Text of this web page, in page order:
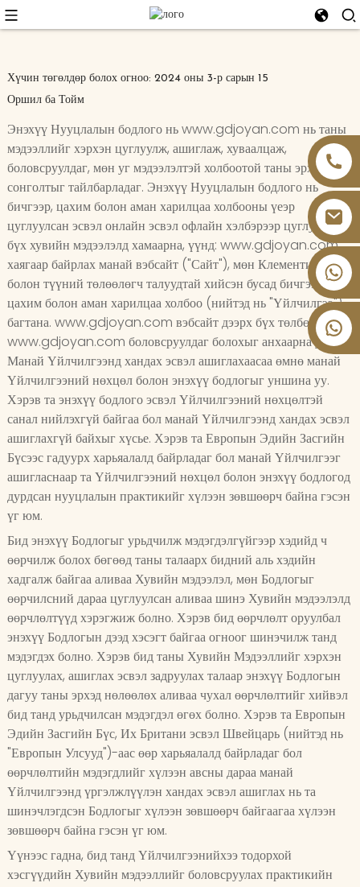
+86 13826059902
Хүчин төгөлдөр болох огноо: 2024 оны 3-р сарын 15
Оршил ба Тойм
Энэхүү Нууцлалын бодлого нь www.gdjoyan.com нь таны
мэдээллийг хэрхэн цуглуулж, ашиглаж, хуваалцаж,
боловсруулдаг, мөн уг мэдээлэлтэй холбоотой таны эрх,
сонголтыг тайлбарладаг. Энэхүү Нууцлалын бодлого нь
бичгээр, цахим болон аман харилцаа холбооны үеэр
цуглуулсан эсвэл онлайн эсвэл офлайн хэлбэрээр цуглуулсан
бүх хувийн мэдээлэлд хамаарна, үүнд: www.gdjoyan.com
хаягаар байрлах манай вэбсайт ("Сайт"), мөн Клементин
болон түүний төлөөлөгч талуудтай хийсэн бусад бичгээр,
цахим болон аман харилцаа холбоо (нийтэд нь "Үйлчилгээ")
багтана. www.gdjoyan.com вэбсайт дээрх бүх төлбөрийг
www.gdjoyan.com боловсруулдаг болохыг анхаарна уу.
Манай Үйлчилгээнд хандах эсвэл ашиглахаасаа өмнө манай
Үйлчилгээний нөхцөл болон энэхүү бодлогыг уншина уу.
Хэрэв та энэхүү бодлого эсвэл Үйлчилгээний нөхцөлтэй
санал нийлэхгүй байгаа бол манай Үйлчилгээнд хандах эсвэл
ашиглахгүй байхыг хүсье. Хэрэв та Европын Эдийн Засгийн
Бүсээс гадуурх харьяалалд байрладаг бол манай Үйлчилгээг
ашигласнаар та Үйлчилгээний нөхцөл болон энэхүү бодлогод
дурдсан нууцлалын практикийг хүлээн зөвшөөрч байна гэсэн
үг юм.
Бид энэхүү Бодлогыг урьдчилж мэдэгдэлгүйгээр хэдийд ч
өөрчилж болох бөгөөд таны талаарх бидний аль хэдийн
хадгалж байгаа аливаа Хувийн мэдээлэл, мөн Бодлогыг
өөрчилсний дараа цуглуулсан аливаа шинэ Хувийн мэдээлэлд
өөрчлөлтүүд хэрэгжиж болно. Хэрэв бид өөрчлөлт оруулбал
энэхүү Бодлогын дээд хэсэгт байгаа огноог шинэчилж танд
мэдэгдэх болно. Хэрэв бид таны Хувийн Мэдээллийг хэрхэн
цуглуулах, ашиглах эсвэл задруулах талаар энэхүү Бодлогын
дагуу таны эрхэд нөлөөлөх аливаа чухал өөрчлөлтийг хийвэл
бид танд урьдчилсан мэдэгдэл өгөх болно. Хэрэв та Европын
Эдийн Засгийн Бүс, Их Британи эсвэл Швейцарь (нийтэд нь
"Европын Улсууд")-аас өөр харьяалалд байрладаг бол
өөрчлөлтийн мэдэгдлийг хүлээн авсны дараа манай
Үйлчилгээнд үргэлжлүүлэн хандах эсвэл ашиглах нь та
шинэчлэгдсэн Бодлогыг хүлээн зөвшөөрч байгаагаа хүлээн
зөвшөөрч байна гэсэн үг юм.
Үүнээс гадна, бид танд Үйлчилгээнийхээ тодорхой
хэсгүүдийн Хувийн мэдээллийг боловсруулах практикийн